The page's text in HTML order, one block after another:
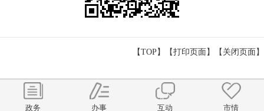
【TOP】 【打印页面 】【 关闭页面 】
政务 办事 互动 市情